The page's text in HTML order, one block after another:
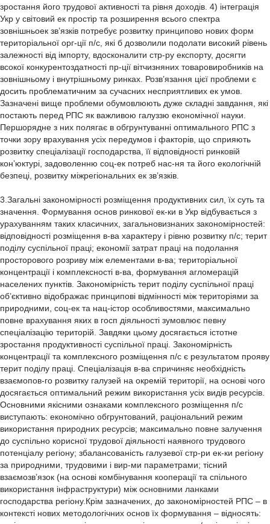
зростання його трудової активності та рівня доходів. 4) інтеграція
Укр у світовий ек простір та розширення всього спектра
зовнішньоек зв’язків потребує розвитку принципово нових форм
територіальної орг-ції п/с, які б дозволили подолати високий рівень
залежності від імпорту, вдосконалити стр-ру експорту, досягти
всокої конкурентоздатності пр-ції вітчизняних товаровиробників на
зовнішньому і внутрішньому ринках. Розв’язання цієї проблеми є
досить проблематичним за сучасних несприятливих ек умов.
Зазначені вище проблеми обумовлюють дуже складні завдання, які
постають перед РПС як важливою галуззю економічної науки.
Першорядне з них полягає в обгрунтуванні оптимального РПС з
точки зору врахування усіх передумов і факторів, що сприяють
розвитку спеціалізації господарства, її відповідності ринковій
кон’юктурі, задоволенню соц-ек потреб нас-ня та його екологічній
безпеці, розвитку міжрегіональних ек зв’язків.
3.Загальні закономірності розміщення продуктивних сил, їх суть та значення. Формування основ ринкової ек-ки в Укр відбувається з урахуванням таких класичних, загальновизнаних закономірностей: відповідності розміщення в-ва характеру і рівню розвитку п/с; терит поділу суспільної праці; економії затрат праці на подолання просторового розриву між елементами в-ва; територіальної концентрації і комплексності в-ва, формування агломерацій населених пунктів. Закономірність терит поділу суспільної праці об’єктивно відображає принципові відмінності між територіями за природними, соц-ек та нац-істор особливостями, максимально повне врахування яких в госп діяльності зумовлює певну спеціалізацію територій. Завдяки цьому досягається істотне зростання продуктивності суспільної праці. Закономірність концентрації та комплексного розміщення п/с є результатом прояву терит поділу праці. Спеціалізація в-ва спричиняє необхідність взаємопов-го розвитку галузей на окремій території, на основі чого досягається оптимальний режим використання усіх видів ресурсів. Основними якісними ознаками комплексного розміщення п/с виступають: економічно обгрунтований, раціональний режим використання природних ресурсів; максимально повне залучення до суспільно корисної трудової діяльності наявного трудового потенціалу регіону; збалансованість галузевої стр-ри ек-ки регіону за природними, трудовими і вир-ми параметрами; тісний взаємозв’язок (на основі комбінування кооперації та спільного використання інфраструктури) між основними ланками господарства регіону.Крім зазначених, до закономірностей РПС – в контексті нових методологічних основ їх формування – відносять: соціальну спрямованість та усталеність розвитку п/с, відповідність їх розміщення вимогам нац-ї ек-ї безпеки, а також забезпечення планомірності, керованості процесів РПС, їх орієнтації на досягнення високої ек-ї ефективності господарської діяльностіта конкурентоспроможності виготовленої пр-ції. Соц-на спрямованість розвитку і розміщення п\с логічно випливає з необхідності загальної соціалізації ек-ї системи, оск саме всебічний розвиток людини та задоволення її потреб є метою ек-го прогресу. Вона реалізується через врахування інтересів нас-ня щодо піднесення рівня соц-ек розвитку території, пріоритетність вирішення соц проблем та реалізацію права всіх громадян на вільний вибір місця і сфери прикладання праці. Отже, соціальна спрямованість передбачає насамперед таке розміщення п/с регіону, яке б давало змогу забезпечити повну продуктивну зайнятість трудоактивного населення регіону як першооснову його життєдіяльності і добробуту. При цьому важливо мінімізувати рівень регіонального безробіття (як зареєстрованого, так і прихованого) з тим, щоб він істотно не перевищував природної норми, що знаходиться в межах 4-6% працездатного нас-ня. Доцільність соц спрямованості розміщення і розвитку п/с регіону вимагає: інтенсивного розвитку соціальної інфрастр-ри, особливо в сільській місцевості; збереження здоров’я населення через зниження екологічного навантаження на певні території; формування рац-ї системи розселення; збільшення місткості регіонального ринку праці через створення додаткових роб місць на діючих та нововведенних підприємствах. Сталий розвиток п/с як одна із закономірностей визначає стратегічний напрямок досягнення збалансованості ек-ї, соц і еколог складових регіональної госп-ї системи. Сталий розвиток п/с Укр можливий лише на основі кардинальної структурної перебудови ек-ки, техніко-технологічного переозброєння в-ва, інтенсивного розвитку наукомістких галузей, екологізації усіх сфер суспільного життя. Основна ідея сталого розвитку щодо п/с полягає у: забезпеченні рац-го природокористування; відтворення ресурсної бази в-ва; реструктуризації госп-го комплексу регіону у зв’язку з новими ек-ми і соц умовами; ефективному викор трудового та вир-го потенціалу. Для розв’язання завдань сталого розвитку в Укр принципово важливими є нова структурна політика держави та інституційні перетворення, вихід з енергетичної кризи, оптимальне використання ресурсного потенціалу, раціональна система поселень, формування ефективного еколого-економічної політики держави. Стратегія сталого розвитку базується на концепції екологізації суспільних відносин. Екологічний фактор повинен враховуватися в процесі вибору та наукового обгрунтування економічно доцільного розміщення п/с регіону. Головна увага має зосереджуватися на об’єктах, що є потенційними чи фактичними забруднювачами навк сер. При цьому повинні опрацьовуватися програми безпечного проживання на територіях з підвищеною екологічною напруженістю чи програми адаптації та реабілітації нас-ня до несприятливих екологічних умов. Однією з принципових закономірностей є відповідність розміщення п/с вимогам нац-ї ек-ї безпеки.Рівень ек безпеки держави, що визначається саме фактором РПС, залежить від: рівня забезп власних потреб у мінерально-сировиннх та енергетичних ресурсах; галузевої і вир-ї стр-ри госп-х комплексів; завершеності технологічних циклів вир-в; інтегрованості в світовий ек-й простір. Укр нал до кр світу. В яких склалася висока залежність розвитку мат-го в-ва від мінер-сиров бази. Тут виробляється близько 5% світового обсягу мінерально-сировинних ресурсів. В цілому наявна мінерально-сировинна база спроможна забезпечити збалансований розвиток базових галузей пр-сті та АПК, надходження валютних коштів. Разом з тим існує висока залежність України від імпорту енергоносіїв. Крім того, за рах власного в-ва лише наполовину задовольняються потреби в хімічному обл-ні, електротехнічних та кабельних виробах, лісоматеріалах, продукції целюлозно-паперової, текстильної та медичної пр-сті. Вагомими перешкодами на шляху до зростанн ек-ї безпеки Укр є диспропорції у РПС регіонів. Недосконалість галузевої стр-ри більшості регіональних госп комплексів та незавершеність технологічних циклів тих вир-в, що визначають спеціалізацію певних територій, спричиняють необхідність радикальних структурних перетворень. Тільки через структурні зміни та підвищення конкурентоспроможності власного в-ва можна сприяти зміцненню ек безпеки Укр таїї входженню од системи світових госп-х зв’язків як ріноправного партнера. Важливою закономірністю є планомірність і керованість у розміщенні і розвитку п/с, що грунтується на теоретичних засадах “планування розвитку” як синтезу державного регулювання, індикативного планування та економічної прогнозування. Планування розвитку, в т.ч. і п/с. В Укр в теперішній час щороку розробляється Державна програма ек-го і соц розвитку держави, самостійними розділами якої є аналогічні програми, що формуються в областях. В обласних програмах наводиться: загальна хар-ка демографічних процесів, стан госп-ї сис-ми області, зовнек діяльність, хар-ка екологічної ситуації, залучення іноземних інвестицій тощо. Одним з інструментів забезпечення планомірного розвитку п/с є Державні програми соц-ек розвитку регіонів, які розробляються відповідно до постанов Кабінету міністрів України. Головна мет їх розробки – формування на тер регоіну ефективного госп комплексу на основі рац-го використання наявного ресурсного потенціалу території. Ці програми дають змогу Кабміну Укр, відповідним міністерствам та відомствам приймати обгрунтовані рішення щодо регіональної ек політики з урах спеціалізації певних території, їх природно-клімат умов, ресурсних можливостей та соц особливостей. Відповідно до прийнятих урядових постанов в Укр ведеться підготовка середньострокових до 2000р. та довгострокових на 10-15років прогнозів ек-го та соц-го розвитку країни. Керованість процесу розм і розвитку п/с Укр та її регіонів забезпечується шляхом проведення відповідної промислової, аграрної, структурної, інвестиційної, фінансово-кредитної та соціальної політики органами державного упр-ня та місцевого самоврядування. ЗУ “Про місцеве самоврядування в Україні” виконавчим органами сільських,селищних і міських рад надаються широкі повноваження у сфері ек-го та соц-го розвитку. Важливою закономірністю, що об’єктивно зумовлена умовами ринкового господ-ня, є орієнтація в процесі вирішення конкретних питань щодо розміщення п/с на забезпечення високої конкурентоздатності пр-ції, яка значною мірою залежить від прийнятого варіанта розміщення нових виробничиз чи соц-культ об’єктів та напрямів удосконалення існуючої стр-ри господарства регіону. Ця закономірність базується на врахуванні спцифіки ринкової кон’юктури, в основі якої – кількісне і якісне співвідношення попиту і пропозиції не тільки на товарному ринку, а й на ринку роб сили, ринку капіталу тощо. Якщо коливання ринкової кон’юктури короткотермінові, то їх вплив на розвиток п/с не істотний чи повністю відсутній. І навпаки, суттєві зміни ринкової кон’юнкури та їх довготривалий характер спричиняють необхідність радикальних зрушень у територіальній стр-рі господарства. Прикладом стійкої незбалансованості попиту на рбочу силу та її пропозиції може слугувати ринок праці західних областей України, які традиційно відносять до трудонадлишкових регіонів держави. Досягнення збалансованості вимагає піднесення рівня попиту на роб силу через введення в дію нових промислових, с/г-х та інфраструктурних об’єктів відповідно до професійно-кваліфікаційних характеристик основного резерву роб сили. Результатисною закономірністю РПС виступає забезпечення його високої економічної ефективності. Безумовно, ефективність залежить від цілого спектра різних чинників, взаємодія яких і визначає кінцеву ек результативність розміщення. При цьому ек ефект досягається через вдосконалення територіальної та галузевої стр-ри госп-го комплексу, раціональне використання природного і трудового потенціалу, оптимізацію галузевих і міжгалузевих зв’язків тощо. Існують різні методи оцінки ефекту від економії витрат за рахунок оптимального РПС; найпоширеніший з них – це підсумовування ефекту, що обчислюється для окремих галузей. Певні уявлення щодо ефективності РПС регіону дає система таких показників: співвідношення за чисельністю зайнятих між спеціалізованими, обслуговуючими та допоміжними галузями; пит